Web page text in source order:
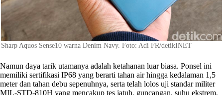
Sharp Aquos Sense10 warna Denim Navy. Foto: Adi FR/detikINET
Namun daya tarik utamanya adalah ketahanan luar biasa. Ponsel ini
memiliki sertifikasi IP68 yang berarti tahan air hingga kedalaman 1,5
meter dan tahan debu sepenuhnya, serta telah lolos uji standar militer
MIL-STD-810H yang mencakup tes jatuh, guncangan, suhu ekstrem,